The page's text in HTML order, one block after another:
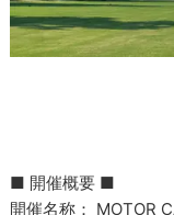
■ 開催概要 ■
開催名称： MOTOR